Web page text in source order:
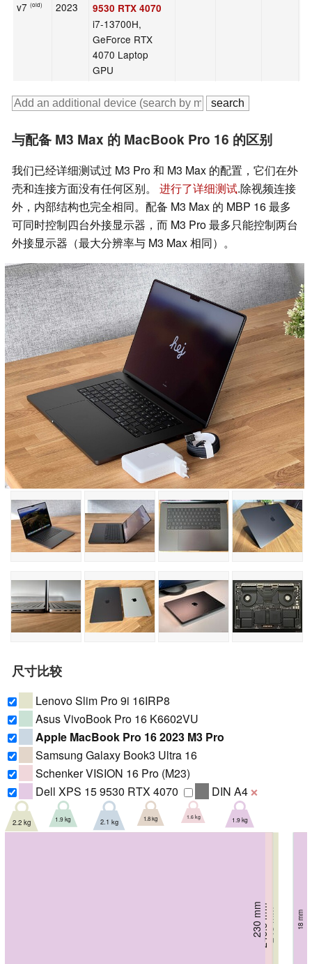
v7(old) 2023 9530 RTX 4070
i7-13700H,
GeForce RTX
4070 Laptop
GPU
与配备 M3 Max 的 MacBook Pro 16 的区别
我们已经详细测试过 M3 Pro 和 M3 Max 的配置，它们在外
壳和连接方面没有任何区别。 进行了详细测试.除视频连接
外，内部结构也完全相同。配备 M3 Max 的 MBP 16 最多
可同时控制四台外接显示器，而 M3 Pro 最多只能控制两台
外接显示器（最大分辨率与 M3 Max 相同）。
尺寸比较
Lenovo Slim Pro 9i 16IRP8
Asus VivoBook Pro 16 K6602VU
Apple MacBook Pro 16 2023 M3 Pro
Samsung Galaxy Book3 Ultra 16
Schenker VISION 16 Pro (M23)
Dell XPS 15 9530 RTX 4070
DIN A4 ❌
245 mm 18.2 mm
2.2 kg
252 mm 19 mm
1.9 kg
248.1 mm 16.9 mm
2.1 kg
250.4 mm 16.5 mm
1.8 kg
245.3 mm 17.1 mm
1.6 kg
230 mm 18 mm
1.9 kg